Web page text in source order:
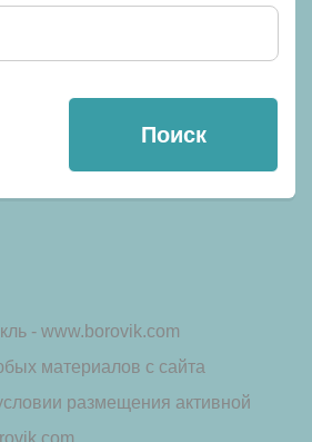
- www.borovik.com
материалов с сайта
размещения активной